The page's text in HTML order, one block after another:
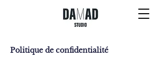
Politique de confidentialité